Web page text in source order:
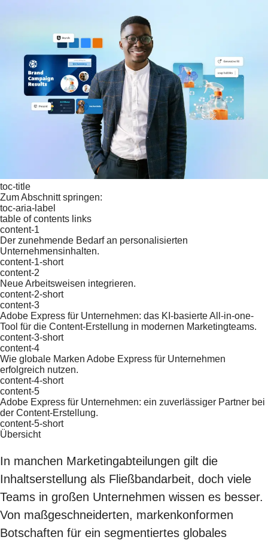
toc-title
Zum Abschnitt springen:
toc-aria-label
table of contents links
content-1
Der zunehmende Bedarf an personalisierten
Unternehmensinhalten.
content-1-short
content-2
Neue Arbeitsweisen integrieren.
content-2-short
content-3
Adobe Express für Unternehmen: das KI-basierte All-in-one-
Tool für die Content-Erstellung in modernen Marketingteams.
content-3-short
content-4
Wie globale Marken Adobe Express für Unternehmen
erfolgreich nutzen.
content-4-short
content-5
Adobe Express für Unternehmen: ein zuverlässiger Partner bei
der Content-Erstellung.
content-5-short
Übersicht
In manchen Marketingabteilungen gilt die
Inhaltserstellung als Fließbandarbeit, doch viele
Teams in großen Unternehmen wissen es besser.
Von maßgeschneiderten, markenkonformen
Botschaften für ein segmentiertes globales